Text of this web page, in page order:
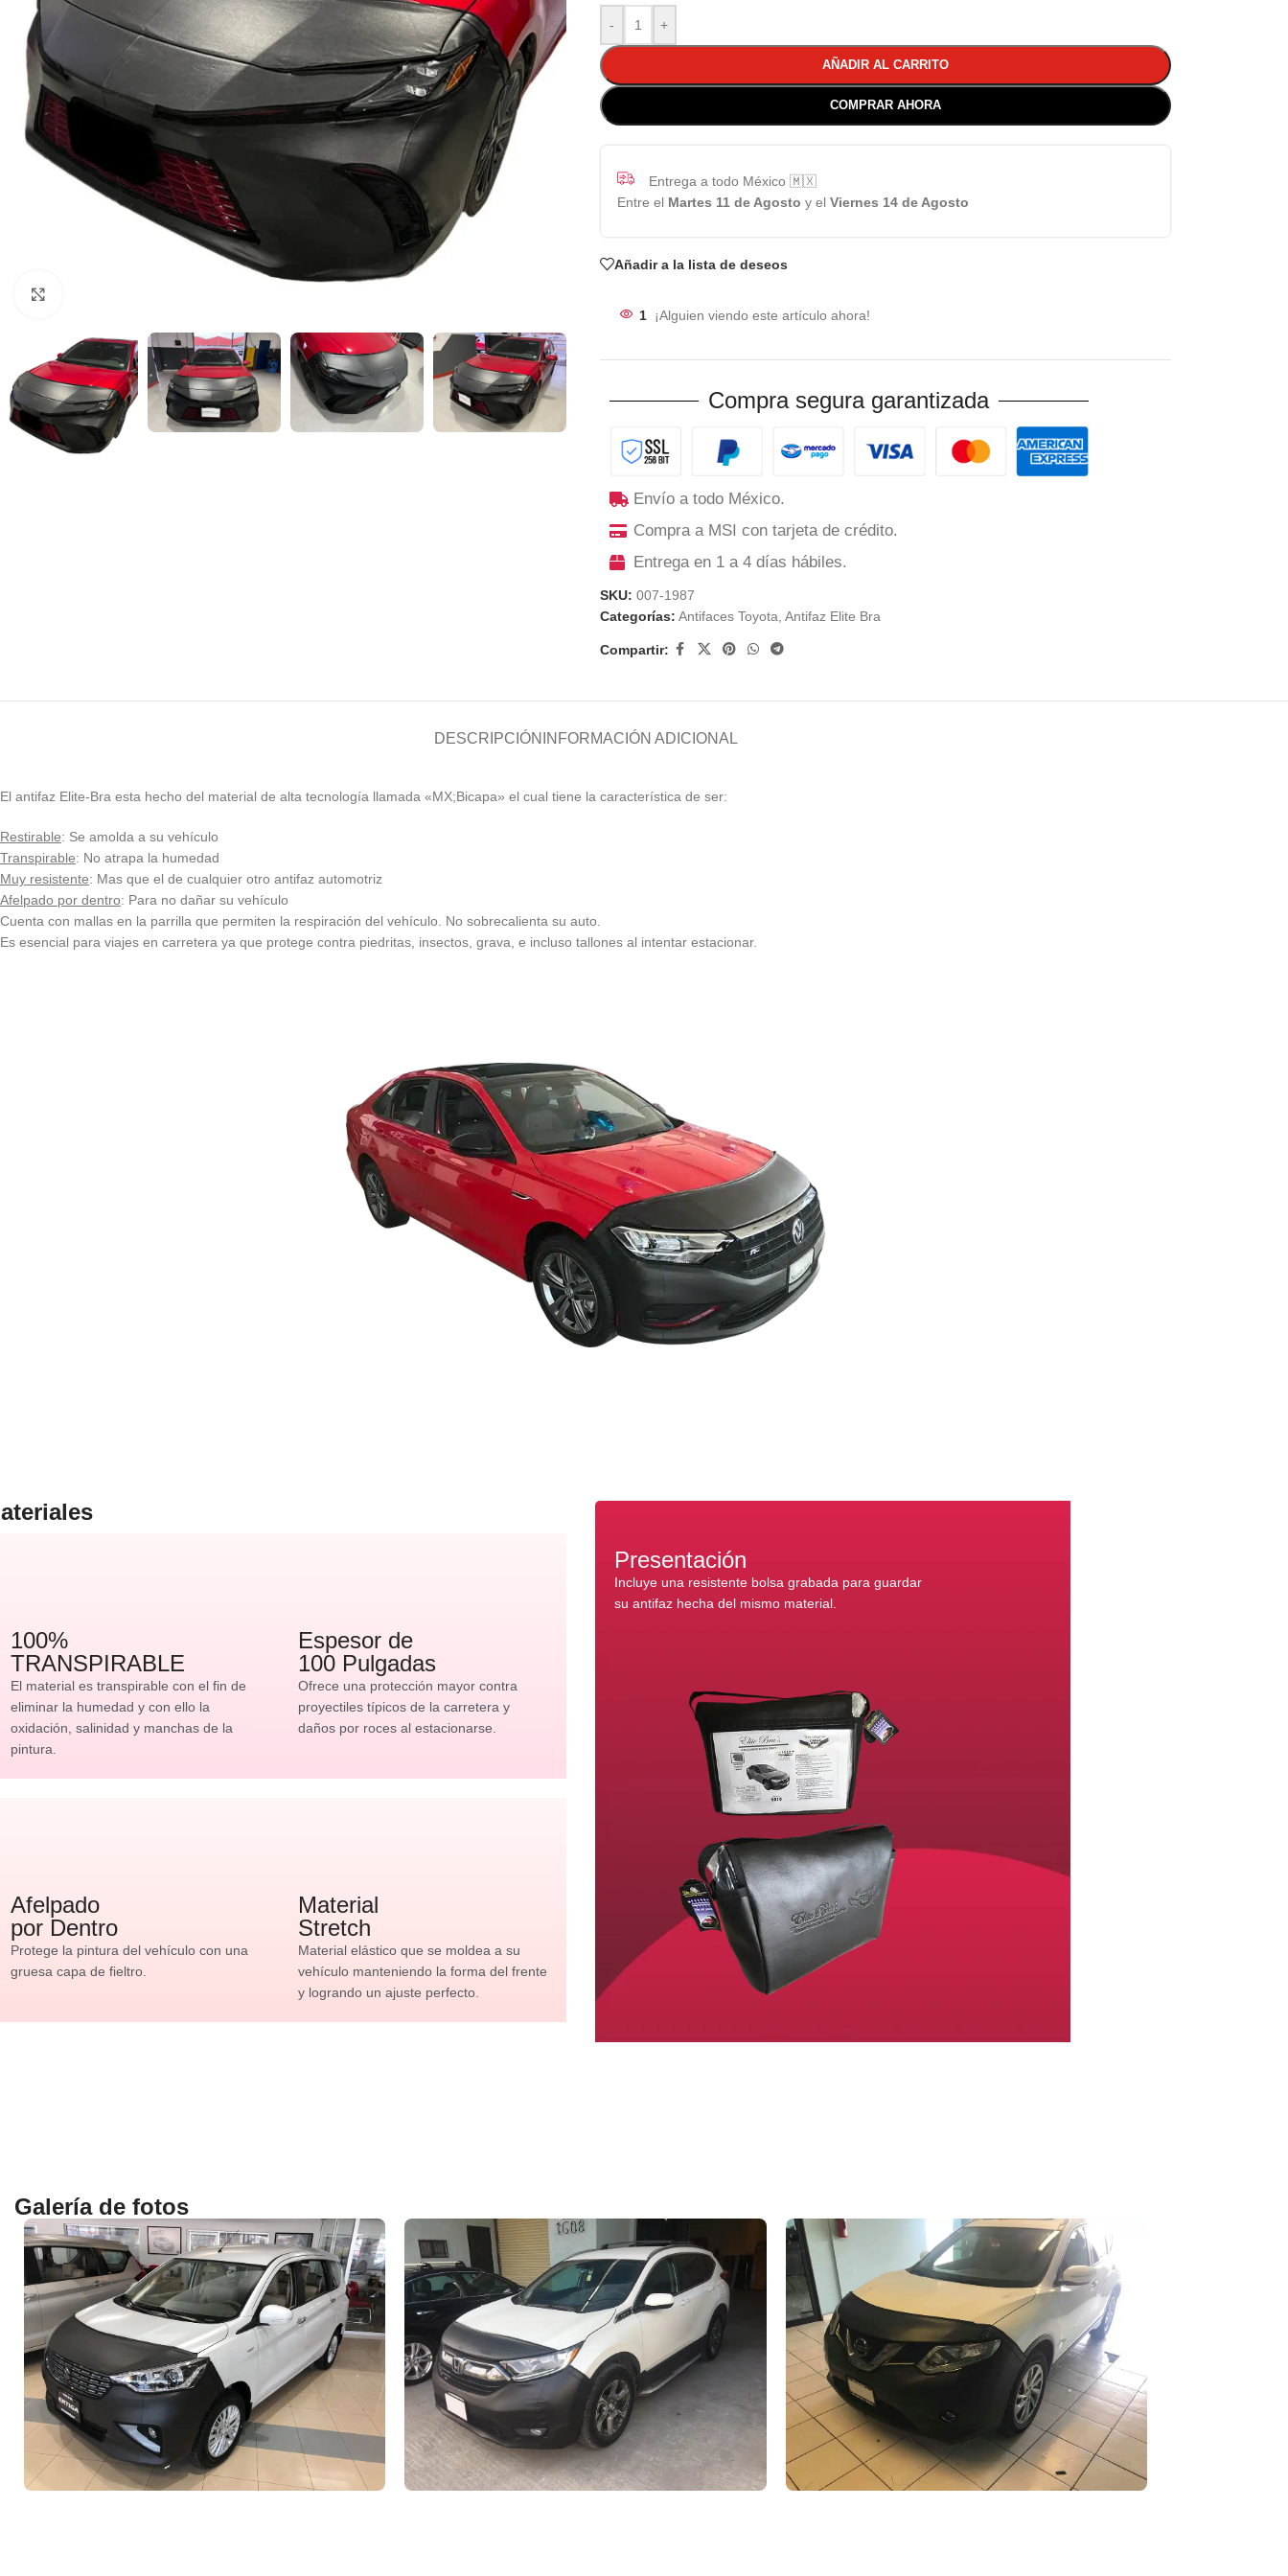
- +
AÑADIR AL CARRITO
COMPRAR AHORA
Entrega a todo México 🇲🇽
Entre el Martes 11 de Agosto y el Viernes 14 de Agosto
Añadir a la lista de deseos
1 ¡Alguien viendo este artículo ahora!
Compra segura garantizada
Envío a todo México.
Compra a MSI con tarjeta de crédito.
Entrega en 1 a 4 días hábiles.
SKU: 007-1987
Categorías: Antifaces Toyota Antifaz Elite Bra
Compartir:
DESCRIPCIÓN INFORMACIÓN ADICIONAL
El antifaz Elite-Bra esta hecho del material de alta tecnología llamada «MX;Bicapa» el cual tiene la característica de ser:
Restirable: Se amolda a su vehículo
Transpirable: No atrapa la humedad
Muy resistente: Mas que el de cualquier otro antifaz automotriz
Afelpado por dentro: Para no dañar su vehículo
Cuenta con mallas en la parrilla que permiten la respiración del vehículo. No sobrecalienta su auto.
Es esencial para viajes en carretera ya que protege contra piedritas, insectos, grava, e incluso tallones al intentar estacionar.
100%
TRANSPIRABLE
El material es transpirable con el fin de
eliminar la humedad y con ello la
oxidación, salinidad y manchas de la
pintura.
Espesor de
100 Pulgadas
Ofrece una protección mayor contra
proyectiles típicos de la carretera y
daños por roces al estacionarse.
Afelpado
por Dentro
Protege la pintura del vehículo con una
gruesa capa de fieltro.
Material
Stretch
Material elástico que se moldea a su
vehículo manteniendo la forma del frente
y logrando un ajuste perfecto.
Presentación
Incluye una resistente bolsa grabada para guardar
su antifaz hecha del mismo material.
Galería de fotos